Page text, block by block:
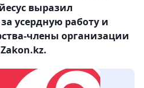
выразил
усердную работу и
члены организации